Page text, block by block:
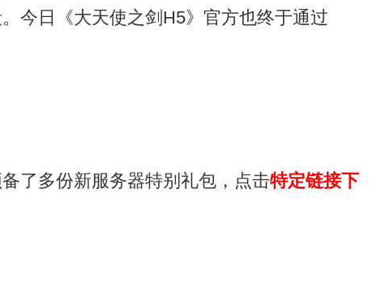
今日《大天使之剑H5》官方也终于通过
了多份新服务器特别礼包，点击特定链接下